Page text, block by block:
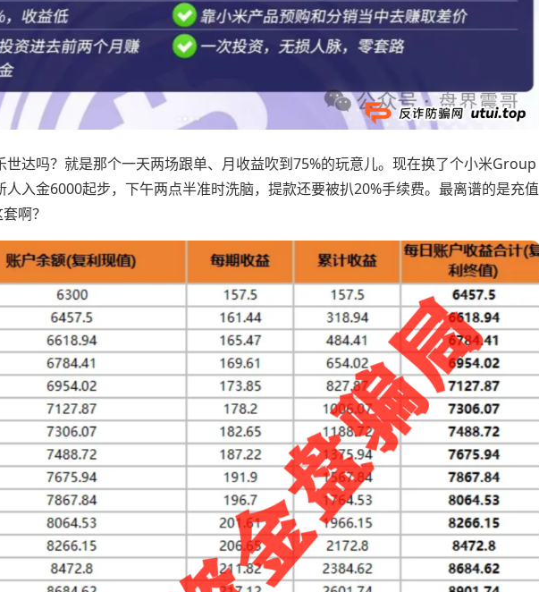
世达吗？就是那个一天两场跟单、月收益吹到75%的玩意儿。现在换了个小米Group
人入金6000起步，下午两点半准时洗脑，提款还要被扒20%手续费。最离谱的是充值
啊？